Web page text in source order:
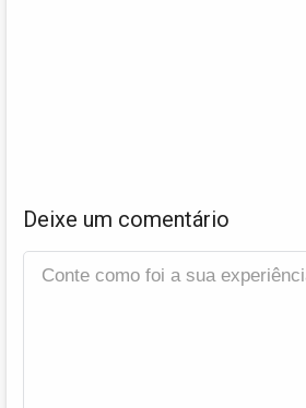
Deixe um comentário